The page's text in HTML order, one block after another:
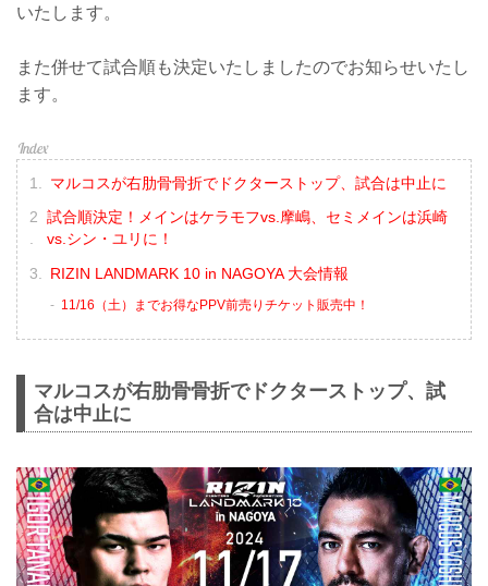
いたします。
また併せて試合順も決定いたしましたのでお知らせいたし
ます。
マルコスが右肋骨骨折でドクターストップ、試合は中止に
試合順決定！メインはケラモフvs.摩嶋、セミメインは浜崎
vs.シン・ユリに！
RIZIN LANDMARK 10 in NAGOYA 大会情報
11/16（土）までお得なPPV前売りチケット販売中！
マルコスが右肋骨骨折でドクターストップ、試
合は中止に